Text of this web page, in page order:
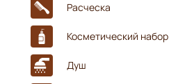
Расческа
Косметический набор
Душ